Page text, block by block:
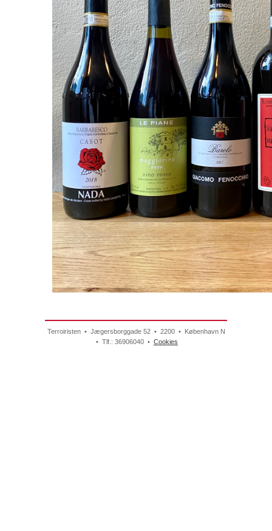
Terroiristen • Jægersborggade 52 • 2200 • København N
• Tlf.: 36906040 • Cookies